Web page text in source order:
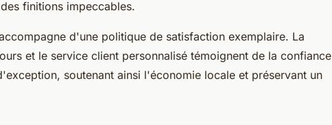
finitions impeccables.
d'une politique de satisfaction exemplaire. La
et le service client personnalisé témoignent de la confiance
soutenant ainsi l'économie locale et préservant un